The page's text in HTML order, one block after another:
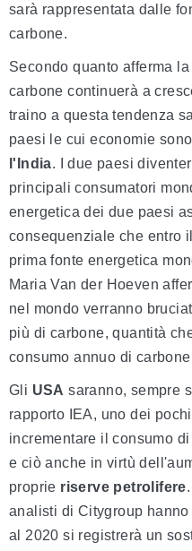
sarà rappresentata dalle
carbone.
Secondo quanto afferma
carbone continuerà a
traino a questa tendenza
paesi le cui economie
l'India. I due paesi
principali consumatori
energetica dei due paesi
consequenziale che entro
prima fonte energetica
Maria Van der Hoeven
nel mondo verranno
più di carbone, quantità
consumo annuo di
Gli USA saranno, sempre
rapporto IEA, uno dei
incrementare il consumo
e ciò anche in virtù
proprie riserve petrolifere
analisti di Citygroup
al 2020 si registrerà un